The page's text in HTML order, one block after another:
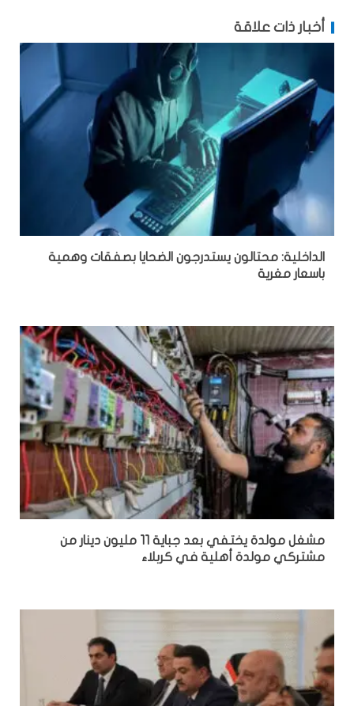
أخبار ذات علاقة
الداخلية: محتالون يستدرجون الضحايا بصفقات وهمية
باسعار مغرية
مشغل مولدة يختفي بعد جباية 11 مليون دينار من
مشتركي مولدة أهلية في كربلاء